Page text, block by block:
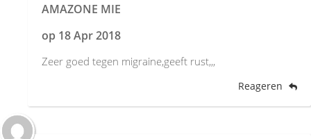
AMAZONE MIE
op 18 Apr 2018
Zeer goed tegen migraine,geeft rust,,,
Reageren